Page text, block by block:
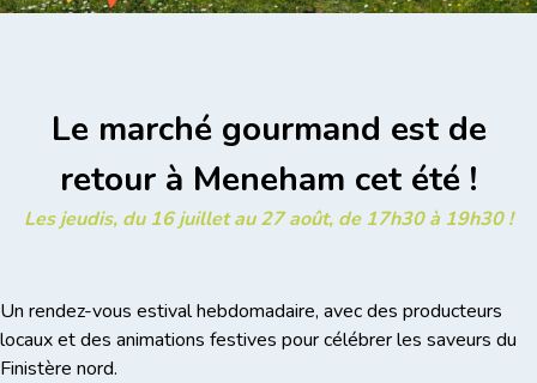
Le marché gourmand est de
retour à Meneham cet été !
Les jeudis, du 16 juillet au 27 août, de 17h30 à 19h30 !
Un rendez-vous estival hebdomadaire, avec des producteurs
locaux et des animations festives pour célébrer les saveurs du
Finistère nord.